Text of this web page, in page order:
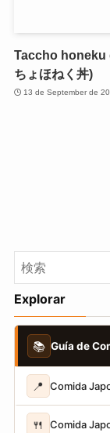
Taccho honeku
ちょほねく丼)
13 de September de
Explorar
📚 Guía de
📍 Comida
🍴 Comida